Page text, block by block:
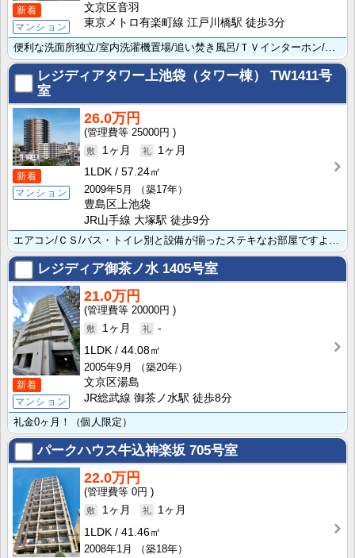
新着
マンション
文京区音羽
東京メトロ有楽町線 江戸川橋駅 徒歩3分
レジディアタワー上池袋（タワー棟）
TW1411号
室
新着
マンション
26.0万円
25000円
1ヶ月
1ヶ月
1LDK
57.24㎡
2009年5月
（築17年）
豊島区上池袋
JR山手線 大塚駅 徒歩9分
エアコン/ＣＳ/バス・トイレ別と設備が揃ったステキなお部屋ですよ オートロック/防犯カメラで一人暮ら･･･
レジディア御茶ノ水 1405号室
新着
マンション
21.0万円
20000円
1ヶ月
-
1LDK
44.08㎡
2005年9月
（築20年）
文京区湯島
JR総武線 御茶ノ水駅 徒歩8分
礼金0ヶ月！（個人限定）
パークハウス牛込神楽坂 705号室
22.0万円
0円
1ヶ月
1ヶ月
1LDK
41.46㎡
2008年1月
（築18年）